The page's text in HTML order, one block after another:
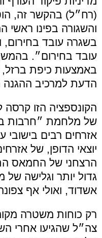
(רח״ל) בהקשר זה,
והשגורה בפינו ראשי
בשגרה עובד בחירום,
עובד בחירום״.
באמצעות כיפת
הדעת למרכיב ההגנה
הקונספציה הזו קרסה
של מלחמת ״חרבות
אזרחים רבים בישובי
יוצאי הדופן, של
הרצחני של החמאס
גדול יותר וגלישה
אשדוד, ואולי אף
רק כוחות משטרה
צה״ל שהגיעו אחרי